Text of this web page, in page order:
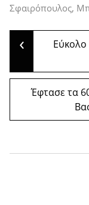
Σφαιρόπουλος,
Post
‹
Έφτασε τα